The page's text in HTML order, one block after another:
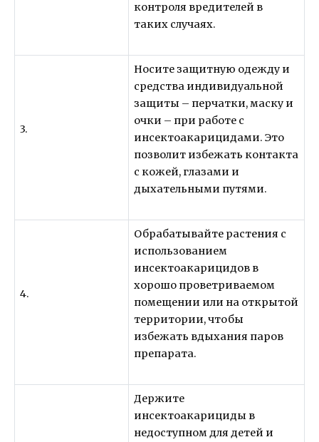
контроля вредителей в
таких случаях.
3.
Носите защитную одежду и
средства индивидуальной
защиты – перчатки, маску и
очки – при работе с
инсектоакарицидами. Это
позволит избежать контакта
с кожей, глазами и
дыхательными путями.
4.
Обрабатывайте растения с
использованием
инсектоакарицидов в
хорошо проветриваемом
помещении или на открытой
территории, чтобы
избежать вдыхания паров
препарата.
Держите
инсектоакарициды в
недоступном для детей и